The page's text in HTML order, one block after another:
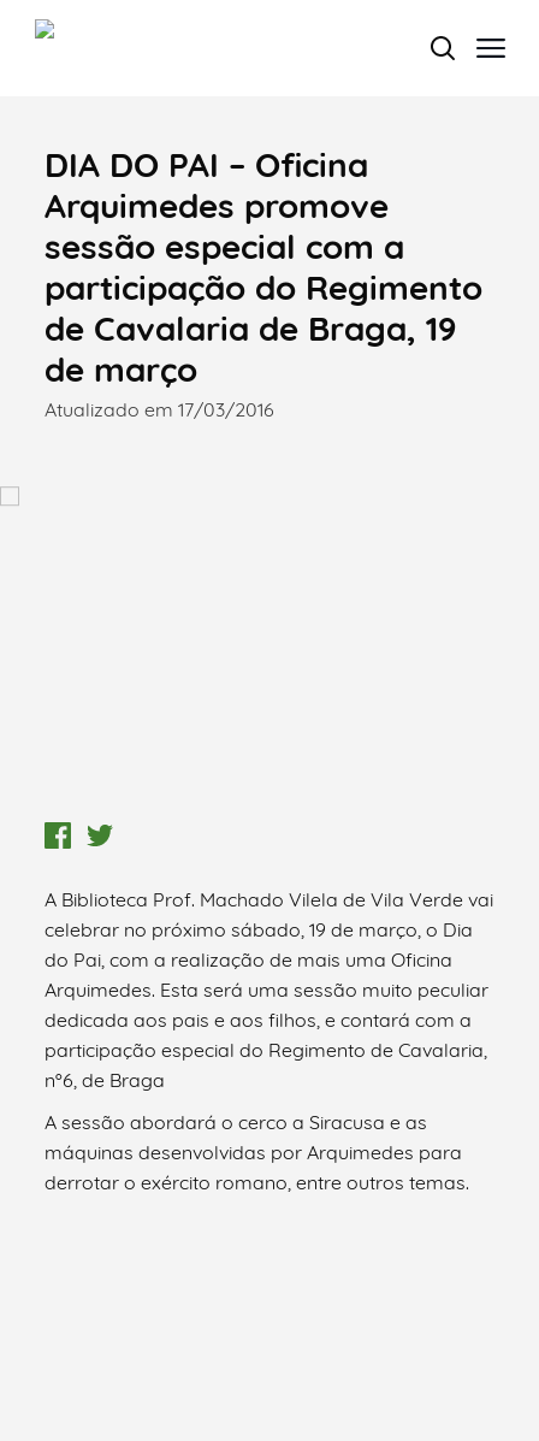
Termo de Pesquisa
Categorias gerais
DIA DO PAI – Oficina
Arquimedes promove
sessão especial com a
participação do Regimento
de Cavalaria de Braga, 19
de março
Atualizado em 17/03/2016
A Biblioteca Prof. Machado Vilela de Vila Verde vai
celebrar no próximo sábado, 19 de março, o Dia
do Pai, com a realização de mais uma Oficina
Arquimedes. Esta será uma sessão muito peculiar
dedicada aos pais e aos filhos, e contará com a
participação especial do Regimento de Cavalaria,
nº6, de Braga
A sessão abordará o cerco a Siracusa e as
máquinas desenvolvidas por Arquimedes para
derrotar o exército romano, entre outros temas.